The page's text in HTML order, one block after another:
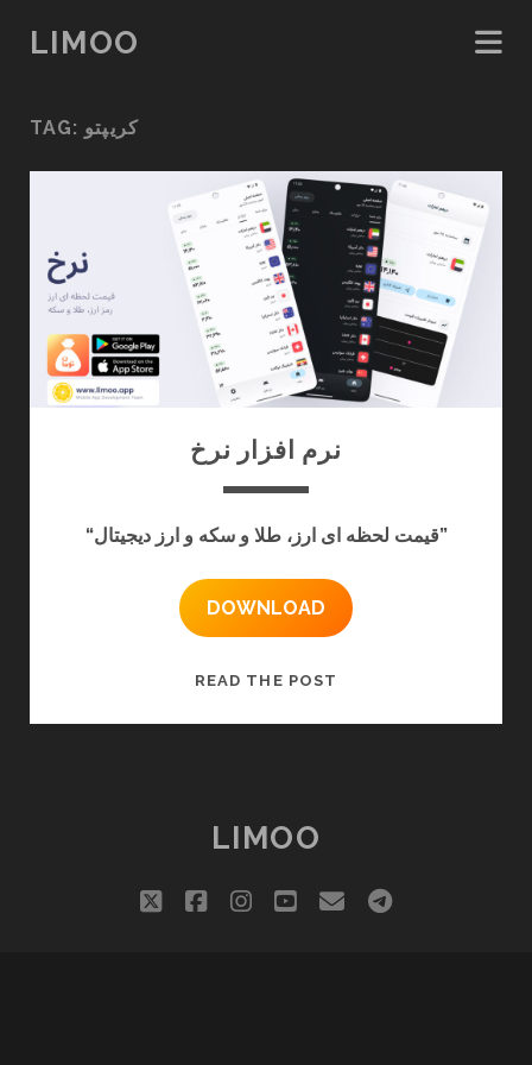
LIMOO
TAG: کریپتو
نرم افزار نرخ
“قیمت لحظه ای ارز، طلا و سکه و ارز دیجیتال”
DOWNLOAD
READ THE POST
LIMOO
twitterfacebookinstagram
youtube
emailtelegram